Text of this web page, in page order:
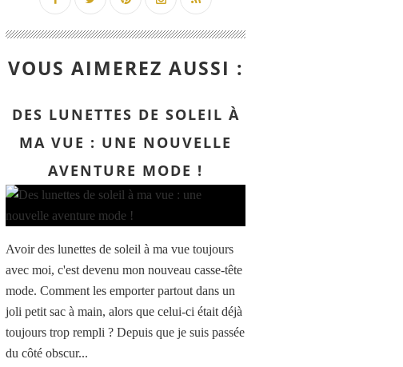
VOUS AIMEREZ AUSSI :
DES LUNETTES DE SOLEIL À
MA VUE : UNE NOUVELLE
AVENTURE MODE !
Avoir des lunettes de soleil à ma vue toujours
avec moi, c'est devenu mon nouveau casse-tête
mode. Comment les emporter partout dans un
joli petit sac à main, alors que celui-ci était déjà
toujours trop rempli ? Depuis que je suis passée
du côté obscur...